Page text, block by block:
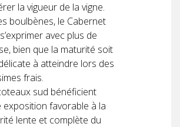
la vigueur de la vigne.
boulbènes, le Cabernet
avec plus de
bien que la maturité soit
à atteindre lors des
frais.
sud bénéficient
exposition favorable à la
lente et complète du